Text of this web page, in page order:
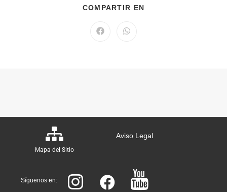
COMPARTIR EN
Mapa del Sitio
Aviso Legal
Síguenos en: